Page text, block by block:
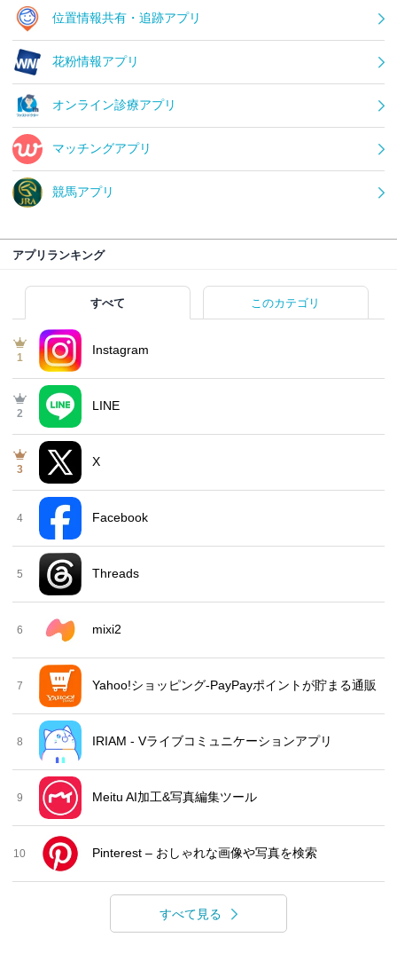
位置情報共有・追跡アプリ
花粉情報アプリ
オンライン診療アプリ
マッチングアプリ
競馬アプリ
アプリランキング
すべて このカテゴリ
1
Instagram
2
LINE
3
X
4 Facebook
5 Threads
6 mixi2
7 Yahoo!ショッピング-PayPayポイントが貯まる通販
8 IRIAM - Vライブコミュニケーションアプリ
9 Meitu AI加工&写真編集ツール
10 Pinterest – おしゃれな画像や写真を検索
すべて見る